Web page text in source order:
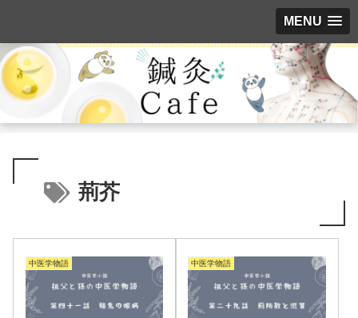
MENU
荊芥
中医学物語 中医学物語